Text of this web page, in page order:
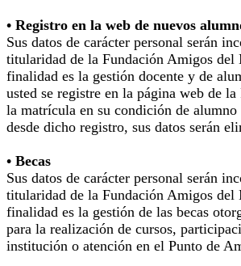
• Registro en la web de nuevos
Sus datos de carácter personal serán
titularidad de la Fundación Amigos del
finalidad es la gestión docente y de
usted se registre en la página web de
la matrícula en su condición de
desde dicho registro, sus datos serán
• Becas
Sus datos de carácter personal serán
titularidad de la Fundación Amigos del
finalidad es la gestión de las becas
para la realización de cursos,
institución o atención en el Punto de